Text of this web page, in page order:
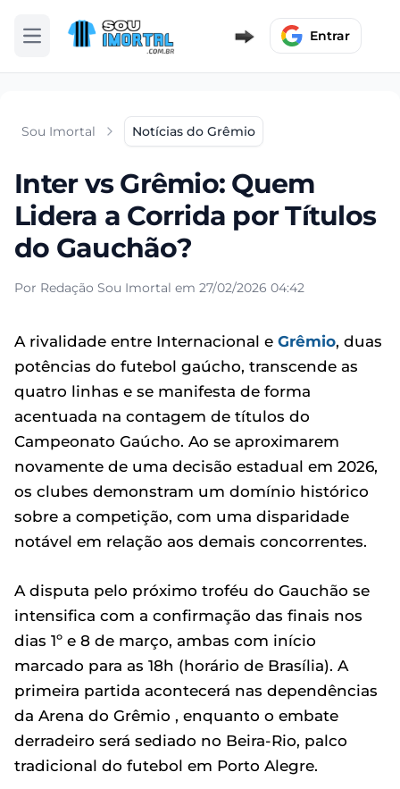
Abrir menu Entrar
Sou Imortal Notícias do Grêmio
Inter vs Grêmio: Quem
Lidera a Corrida por Títulos
do Gauchão?
Por Redação Sou Imortal em 27/02/2026 04:42
A rivalidade entre Internacional e Grêmio, duas
potências do futebol gaúcho, transcende as
quatro linhas e se manifesta de forma
acentuada na contagem de títulos do
Campeonato Gaúcho. Ao se aproximarem
novamente de uma decisão estadual em 2026,
os clubes demonstram um domínio histórico
sobre a competição, com uma disparidade
notável em relação aos demais concorrentes.
A disputa pelo próximo troféu do Gauchão se
intensifica com a confirmação das finais nos
dias 1º e 8 de março, ambas com início
marcado para as 18h (horário de Brasília). A
primeira partida acontecerá nas dependências
da Arena do Grêmio , enquanto o embate
derradeiro será sediado no Beira-Rio, palco
tradicional do futebol em Porto Alegre.